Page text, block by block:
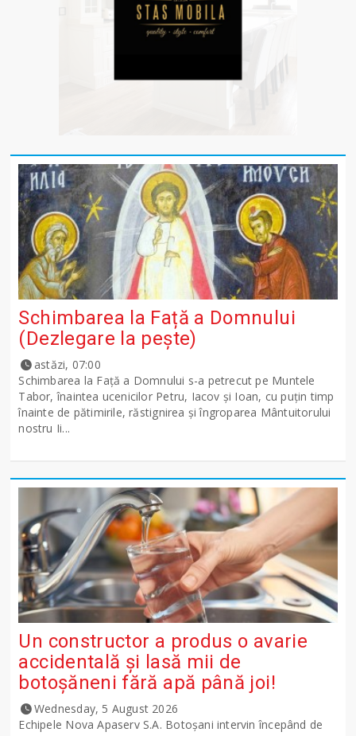
Schimbarea la Față a Domnului
(Dezlegare la peşte)
astăzi, 07:00
Schimbarea la Față a Domnului s-a petrecut pe Muntele
Tabor, înaintea ucenicilor Petru, Iacov și Ioan, cu puțin timp
înainte de pătimirile, răstignirea și îngroparea Mântuitorului
nostru Ii...
Un constructor a produs o avarie
accidentală și lasă mii de
botoșăneni fără apă până joi!
Wednesday, 5 August 2026
Echipele Nova Apaserv S.A. Botoșani intervin începând de